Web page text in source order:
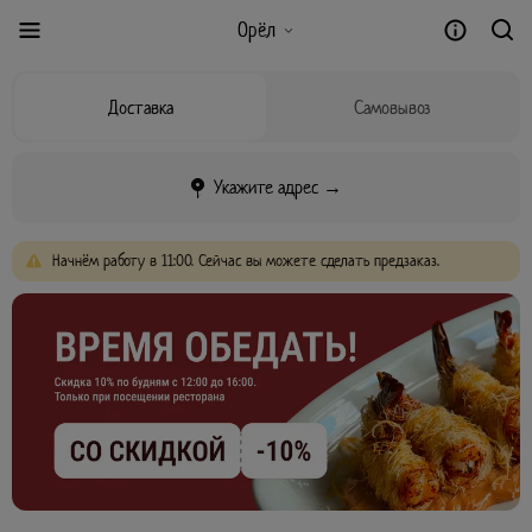
Орёл
Доставка Самовывоз
Укажите адрес →
Начнём работу в 11:00. Сейчас вы можете сделать предзаказ.